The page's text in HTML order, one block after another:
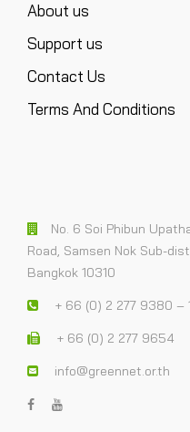
About us
Support us
Contact Us
Terms And Conditions
No. 6 Soi Phibun
Road, Samsen Nok Sub-
Bangkok 10310
+ 66 (0) 2 277 9380 –
+ 66 (0) 2 277 9654
info@greennet.or.th